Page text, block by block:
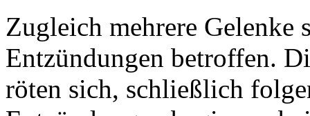
Zugleich mehrere
Entzündungen betroffen.
röten sich, schließlich